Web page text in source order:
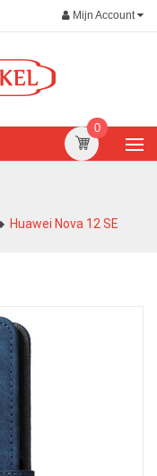
Mijn Account
0
Huawei Nova 12 SE